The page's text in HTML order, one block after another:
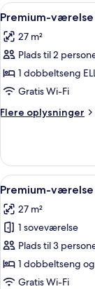
Indlæs
alle
billeder
af
Premium-
værelse
8
Premium-værelse
27 m²
Plads til 2
1 dobbeltseng
Gratis Wi-Fi
Flere oplysninger
Flere
værelse
Indlæs
alle
billeder
af
Premium-
værelse
(Extra
8
Premium-værelse
27 m²
1 soveværelse
Plads til 3
1 dobbeltseng
Gratis Wi-Fi